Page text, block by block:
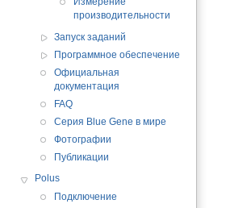
производительности
Запуск заданий
Программное обеспечение
Официальная
документация
FAQ
Серия Blue Gene в мире
Фотографии
Публикации
Polus
Подключение